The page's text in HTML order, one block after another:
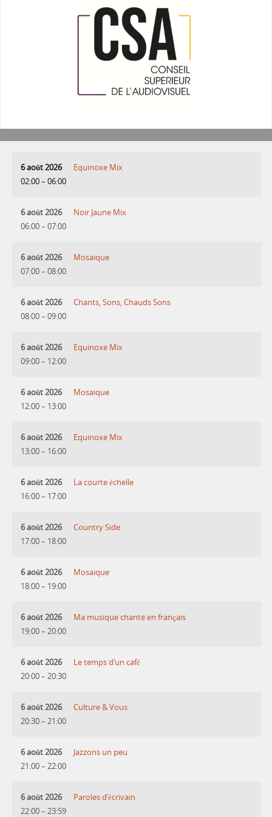
6 août 2026
02:00– 06:00
Equinoxe Mix
6 août 2026
06:00– 07:00
Noir Jaune Mix
6 août 2026
07:00– 08:00
Mosaique
6 août 2026
08:00– 09:00
Chants, Sons, Chauds Sons
6 août 2026
09:00– 12:00
Equinoxe Mix
6 août 2026
12:00– 13:00
Mosaique
6 août 2026
13:00– 16:00
Equinoxe Mix
6 août 2026
16:00– 17:00
La courte échelle
6 août 2026
17:00– 18:00
Country Side
6 août 2026
18:00– 19:00
Mosaique
6 août 2026
19:00– 20:00
Ma musique chante en français
6 août 2026
20:00– 20:30
Le temps d’un café
6 août 2026
20:30– 21:00
Culture & Vous
6 août 2026
21:00– 22:00
Jazzons un peu
6 août 2026
22:00– 23:59
Paroles d’écrivain